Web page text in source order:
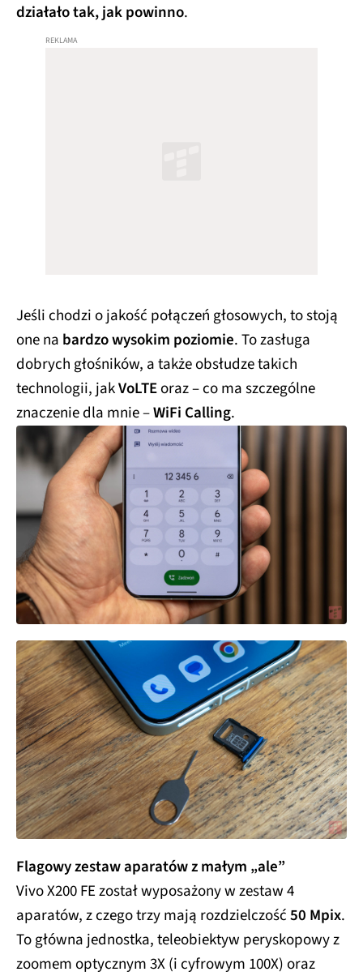
działało tak, jak powinno.
Jeśli chodzi o jakość połączeń głosowych, to stoją
one na bardzo wysokim poziomie. To zasługa
dobrych głośników, a także obsłudze takich
technologii, jakVoLTEoraz – co ma szczególne
znaczenie dla mnie –WiFi Calling.
Flagowy zestaw aparatów z małym „ale”
Vivo X200 FE został wyposażony w zestaw 4
aparatów, z czego trzy mają rozdzielczość50 Mpix.
To główna jednostka, teleobiektyw peryskopowy z
zoomem optycznym 3X (i cyfrowym 100X) oraz